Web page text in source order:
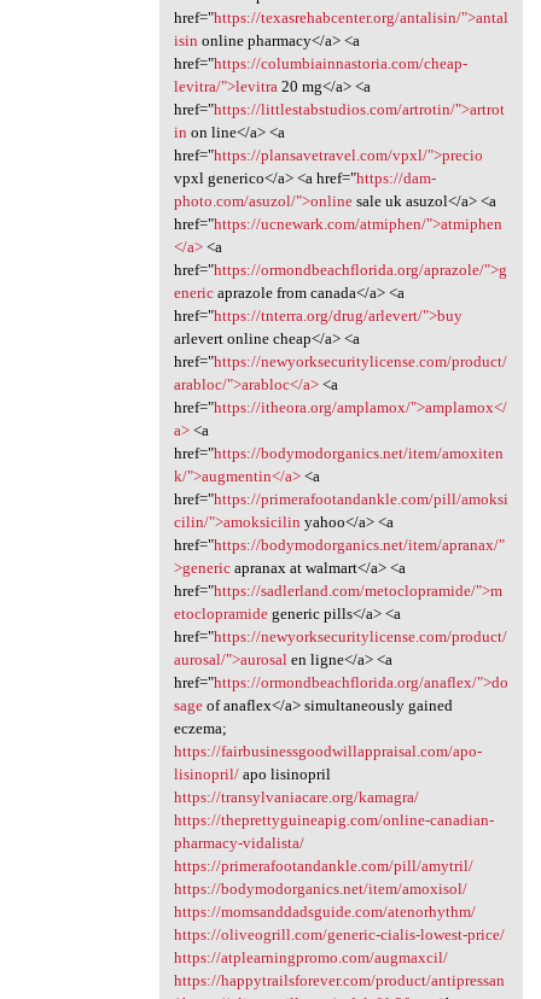
href="https://texasrehabcenter.org/antalisin/">antal
isin online pharmacy</a> <a
href="https://columbiainnastoria.com/cheap-
levitra/">levitra 20 mg</a> <a
href="https://littlestabstudios.com/artrotin/">artrot
in on line</a> <a
href="https://plansavetravel.com/vpxl/">precio
vpxl generico</a> <a href="https://dam-
photo.com/asuzol/">onlinesale uk asuzol</a> <a
href="https://ucnewark.com/atmiphen/">atmiphen
</a><a
href="https://ormondbeachflorida.org/aprazole/">g
enericaprazole from canada</a> <a
href="https://tnterra.org/drug/arlevert/">buy
arlevert online cheap</a> <a
href="https://newyorksecuritylicense.com/product/
arabloc/">arabloc</a><a
href="https://itheora.org/amplamox/">amplamox</
a><a
href="https://bodymodorganics.net/item/amoxiten
k/">augmentin</a><a
href="https://primerafootandankle.com/pill/amoksi
cilin/">amoksicilin yahoo</a> <a
href="https://bodymodorganics.net/item/apranax/"
>genericapranax at walmart</a> <a
href="https://sadlerland.com/metoclopramide/">m
etoclopramidegeneric pills</a> <a
href="https://newyorksecuritylicense.com/product/
aurosal/">aurosal en ligne</a> <a
href="https://ormondbeachflorida.org/anaflex/">do
sageof anaflex</a> simultaneously gained
eczema;
https://fairbusinessgoodwillappraisal.com/apo-
lisinopril/apo lisinopril
https://transylvaniacare.org/kamagra/
https://theprettyguineapig.com/online-canadian-
pharmacy-vidalista/
https://primerafootandankle.com/pill/amytril/
https://bodymodorganics.net/item/amoxisol/
https://momsanddadsguide.com/atenorhythm/
https://oliveogrill.com/generic-cialis-lowest-price/
https://atplearningpromo.com/augmaxcil/
https://happytrailsforever.com/product/antipressan